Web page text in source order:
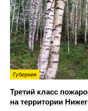
Губерния
Третий класс
на территории